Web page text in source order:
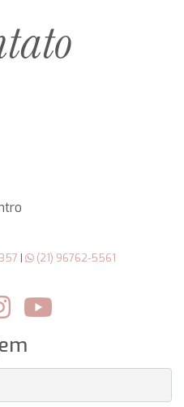
|
(21) 96762-5561